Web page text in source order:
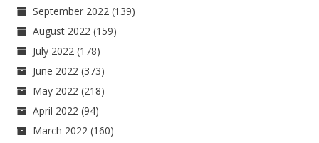
September 2022 (139)
August 2022 (159)
July 2022 (178)
June 2022 (373)
May 2022 (218)
April 2022 (94)
March 2022 (160)